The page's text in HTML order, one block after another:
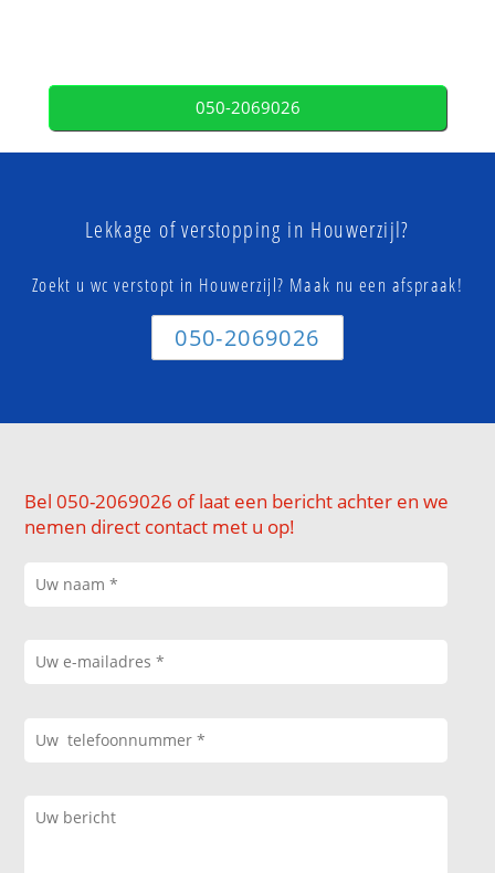
050-2069026
Lekkage of verstopping in Houwerzijl?
Zoekt u wc verstopt in Houwerzijl? Maak nu een afspraak!
050-2069026
Bel 050-2069026 of laat een bericht achter en we
nemen direct contact met u op!